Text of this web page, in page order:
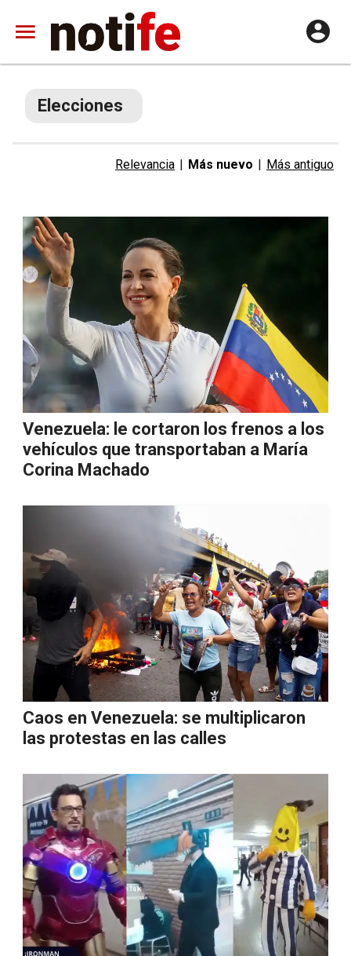
Elecciones
Relevancia | Más nuevo | Más antiguo
Venezuela: le cortaron los frenos a los
vehículos que transportaban a María
Corina Machado
Caos en Venezuela: se multiplicaron
las protestas en las calles